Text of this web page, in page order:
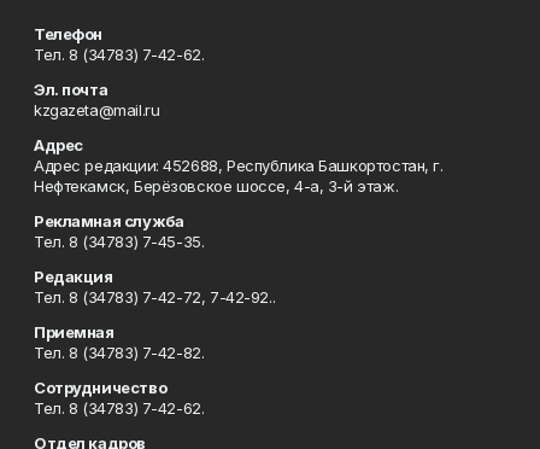
Телефон
Тел. 8 (34783) 7-42-62.
Эл. почта
kzgazeta@mail.ru
Адрес
Адрес редакции: 452688, Республика Башкортостан, г.
Нефтекамск, Берёзовское шоссе, 4-а, 3-й этаж.
Рекламная служба
Тел. 8 (34783) 7-45-35.
Редакция
Тел. 8 (34783) 7-42-72, 7-42-92..
Приемная
Тел. 8 (34783) 7-42-82.
Сотрудничество
Тел. 8 (34783) 7-42-62.
Отдел кадров